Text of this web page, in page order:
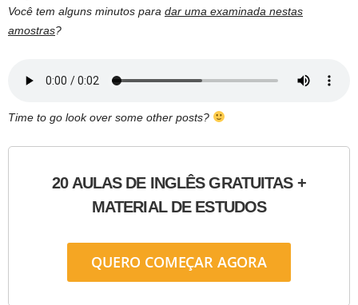
Você tem alguns minutos para dar uma examinada nestas
amostras?
Time to go look over some other posts?
20 AULAS DE INGLÊS GRATUITAS +
MATERIAL DE ESTUDOS
QUERO COMEÇAR AGORA